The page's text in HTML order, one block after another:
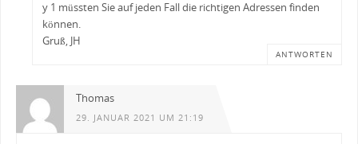
y 1 müssten Sie auf jeden Fall die richtigen Adressen finden
können.
Gruß, JH
ANTWORTEN
Thomas
29. JANUAR 2021 UM 21:19